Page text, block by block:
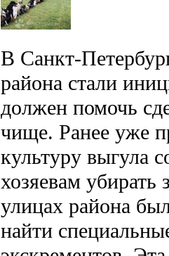
В Санкт-
района стали
должен помочь
чище. Ранее уже
культуру выгула
хозяевам
улицах района
найти